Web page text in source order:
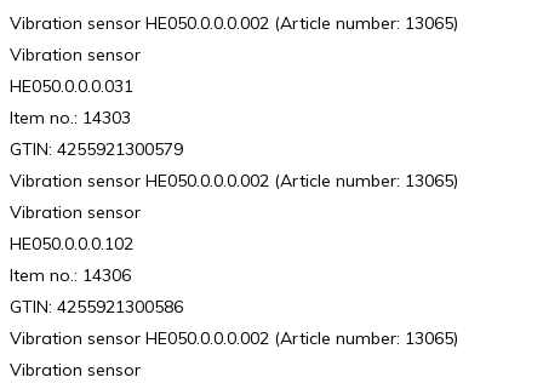
Vibration sensor HE050.0.0.0.002 (Article number: 13065)
Vibration sensor
HE050.0.0.0.031
Item no.: 14303
GTIN: 4255921300579
Vibration sensor HE050.0.0.0.002 (Article number: 13065)
Vibration sensor
HE050.0.0.0.102
Item no.: 14306
GTIN: 4255921300586
Vibration sensor HE050.0.0.0.002 (Article number: 13065)
Vibration sensor